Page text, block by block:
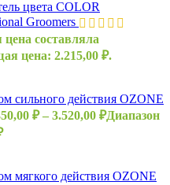
цвета COLOR
Groomers
составляла
цена: 2.215,00 ₽.
сильного действия OZONE
₽ – 3.520,00 ₽Диапазон
мягкого действия OZONE